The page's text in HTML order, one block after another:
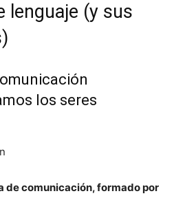
lenguaje (y sus
los seres
de comunicación, formado por